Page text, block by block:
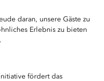
daran, unsere Gäste zu
Erlebnis zu bieten
fördert das